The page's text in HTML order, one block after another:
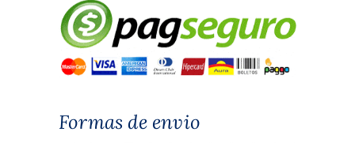
Formas de envio